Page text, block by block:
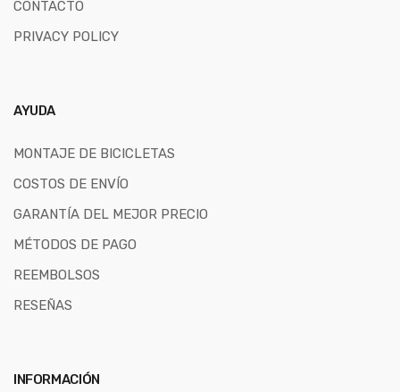
CONTACTO
PRIVACY POLICY
AYUDA
MONTAJE DE BICICLETAS
COSTOS DE ENVÍO
GARANTÍA DEL MEJOR PRECIO
MÉTODOS DE PAGO
REEMBOLSOS
RESEÑAS
INFORMACIÓN